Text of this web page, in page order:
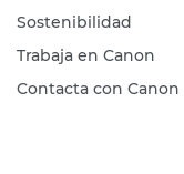
Sostenibilidad
Trabaja en Canon
Contacta con Canon